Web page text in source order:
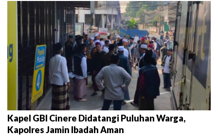
Kapel GBI Cinere Didatangi Puluhan Warga,
Kapolres Jamin Ibadah Aman